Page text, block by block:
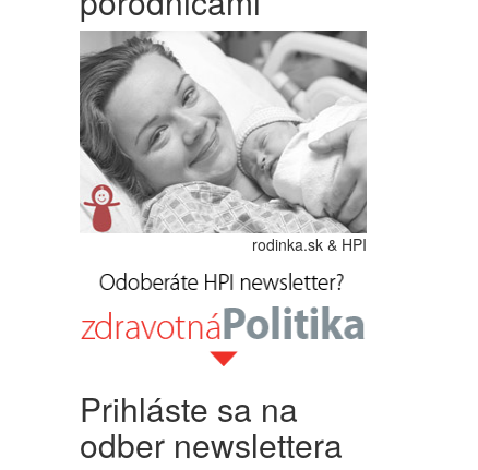
rodinka.sk & HPI
Prihláste sa na
odber newslettera